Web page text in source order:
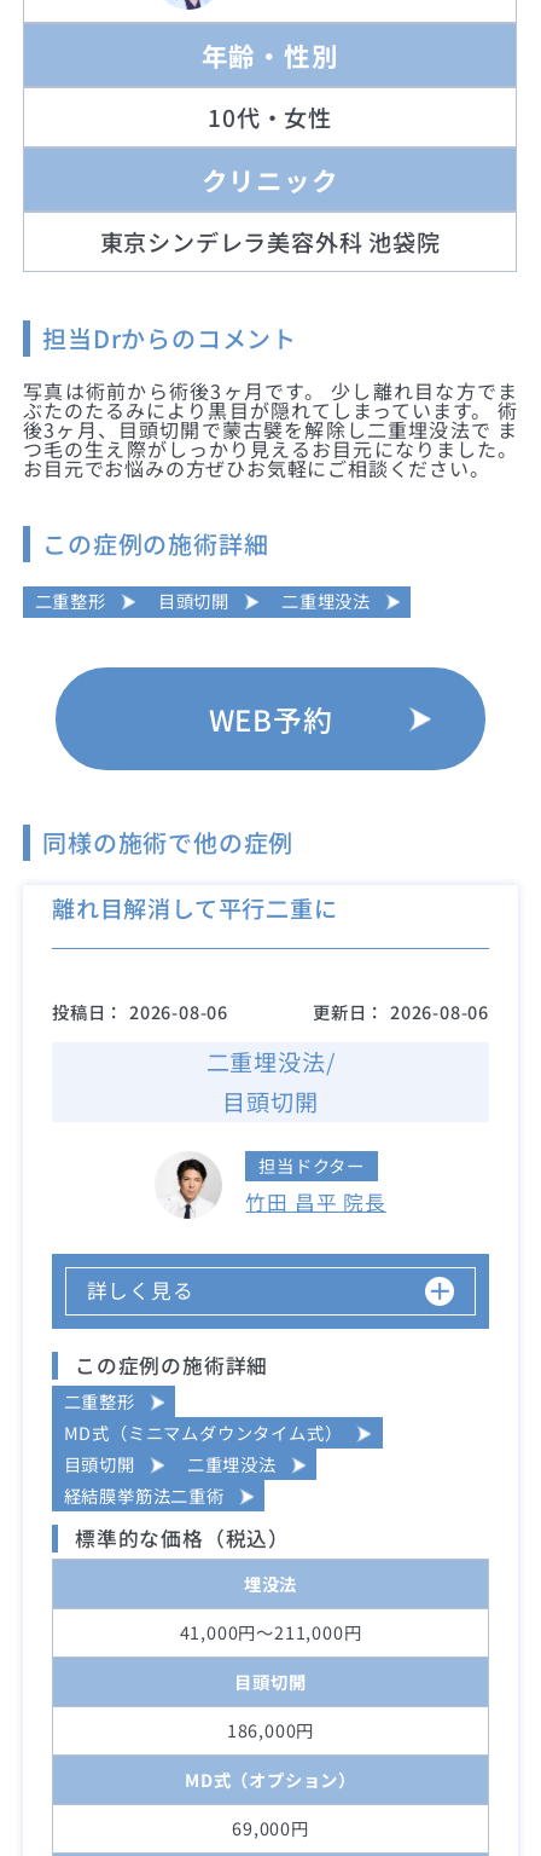
年齢・性別
10代・女性
クリニック
東京シンデレラ美容外科 池袋院
担当Drからのコメント
写真は術前から術後3ヶ月です。 少し離れ目な方でま
ぶたのたるみにより黒目が隠れてしまっています。 術
後3ヶ月、目頭切開で蒙古襞を解除し二重埋没法で ま
つ毛の生え際がしっかり見えるお目元になりました。
お目元でお悩みの方ぜひお気軽にご相談ください。
この症例の施術詳細
二重整形 目頭切開 二重埋没法
WEB予約
同様の施術で他の症例
離れ目解消して平行二重に
投稿日： 2026-08-06 更新日： 2026-08-06
二重埋没法/
目頭切開
担当ドクター
竹田 昌平 院長
詳しく見る
この症例の施術詳細
二重整形
MD式（ミニマムダウンタイム式）
目頭切開
二重埋没法
経結膜挙筋法二重術
標準的な価格（税込）
埋没法
41,000円～211,000円
目頭切開
186,000円
MD式（オプション）
69,000円